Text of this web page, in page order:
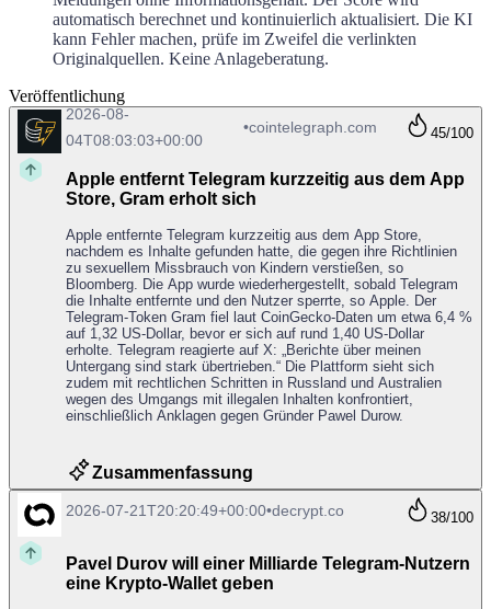
automatisch berechnet und kontinuierlich aktualisiert. Die KI
kann Fehler machen, prüfe im Zweifel die verlinkten
Originalquellen. Keine Anlageberatung.
Veröffentlichung
Apple entfernt Telegram kurzzeitig aus dem App
Store, Gram erholt sich
Apple entfernte Telegram kurzzeitig aus dem App Store,
nachdem es Inhalte gefunden hatte, die gegen ihre Richtlinien
zu sexuellem Missbrauch von Kindern verstießen, so
Bloomberg. Die App wurde wiederhergestellt, sobald Telegram
die Inhalte entfernte und den Nutzer sperrte, so Apple. Der
Telegram-Token Gram fiel laut CoinGecko-Daten um etwa 6,4 %
auf 1,32 US-Dollar, bevor er sich auf rund 1,40 US-Dollar
erholte. Telegram reagierte auf X: „Berichte über meinen
Untergang sind stark übertrieben.“ Die Plattform sieht sich
zudem mit rechtlichen Schritten in Russland und Australien
wegen des Umgangs mit illegalen Inhalten konfrontiert,
einschließlich Anklagen gegen Gründer Pawel Durow.
45/100
2026-08-
04T08:03:03+00:00
•cointelegraph.com
Zusammenfassung
Pavel Durov will einer Milliarde Telegram-Nutzern
eine Krypto-Wallet geben
38/100
2026-07-21T20:20:49+00:00•decrypt.co